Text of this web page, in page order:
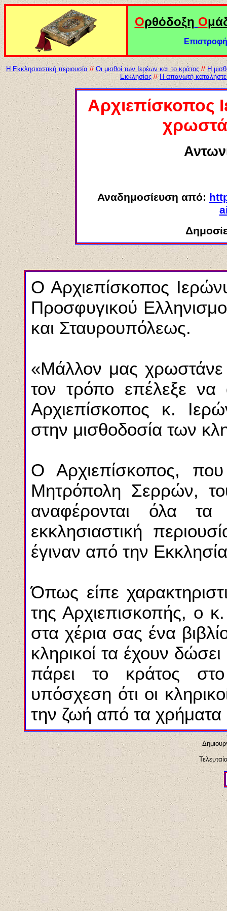
Ορθόδοξη Ο
Η Εκκλησιαστική περιουσία // Οι μισθοί των Ιερέων και το κράτος // Η
Εκκλησίας // Η απανωτή
Αρχιεπίσκοπος
Αναδημοσίευση από:
Ο Αρχιεπίσκοπος
Προσφυγικού
και Σταυρουπόλεως.
«Μάλλον μας χρωστάνε
τον τρόπο επέλεξε να
Αρχιεπίσκοπος κ.
στην μισθοδοσία των
Ο Αρχιεπίσκοπος,
Μητρόπολη Σερρών,
αναφέρονται όλα τα
εκκλησιαστική
έγιναν από την
Όπως είπε
της Αρχιεπισκοπής, ο
στα χέρια σας ένα
κληρικοί τα έχουν
πάρει το κράτος
υπόσχεση ότι οι
την ζωή από τα χρήματα